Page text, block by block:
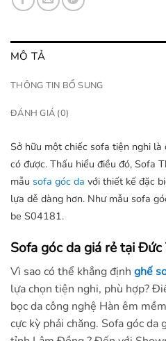
MÔ TẢ
THÔNG TIN BỔ SUNG
ĐÁNH GIÁ (0)
Sở hữu một chiếc sofa tiện nghi
có được. Thấu hiểu điều đó, Sofa
mẫu sofa góc da với thiết kế đặc
lựa dễ dàng hơn. Như mẫu sofa
be S04181.
Sofa góc da giá rẻ tại
Vì sao có thể khẳng định ghế
lựa chọn tiện nghi, phù hợp?
bọc da công nghệ Hàn êm
cực kỳ phải chăng. Sofa góc da